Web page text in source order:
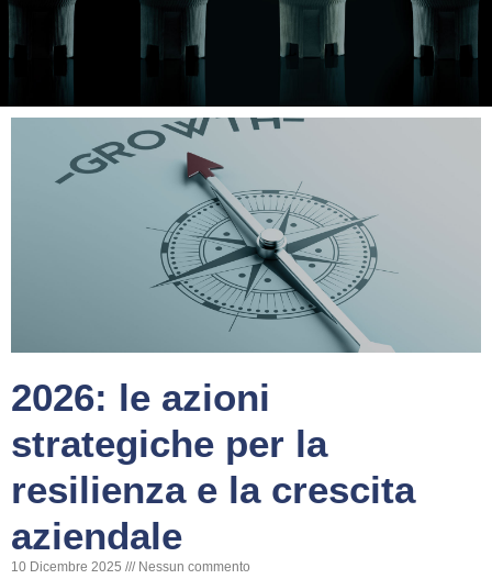
2026: le azioni
strategiche per la
resilienza e la crescita
aziendale
10 Dicembre 2025 Nessun commento